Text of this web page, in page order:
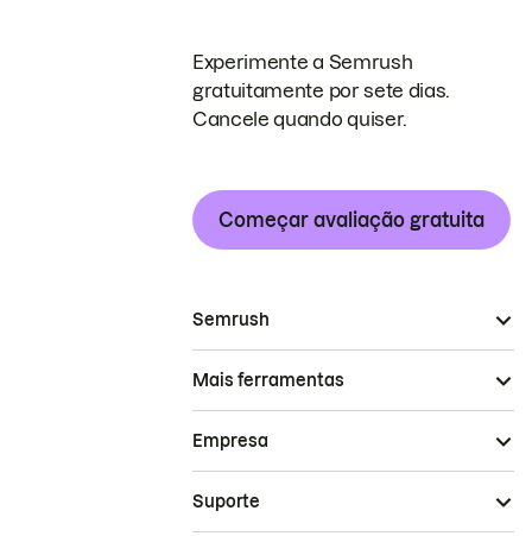
Experimente a Semrush
gratuitamente por sete dias.
Cancele quando quiser.
Começar avaliação gratuita
Semrush
Mais ferramentas
Empresa
Suporte